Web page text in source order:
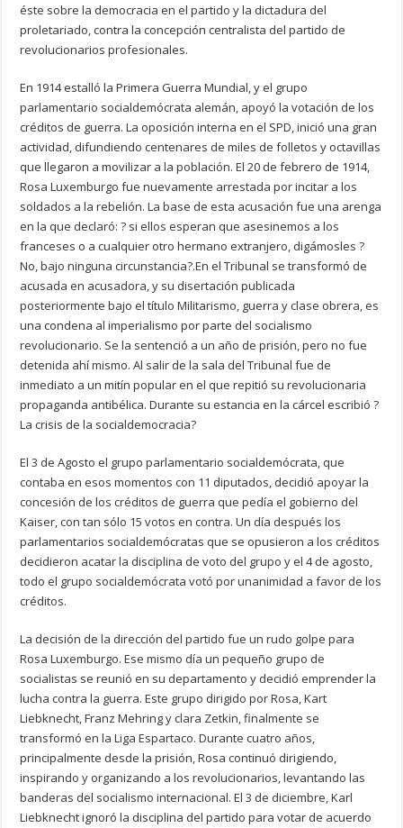
éste sobre la democracia en el partido y la dictadura del
proletariado, contra la concepción centralista del partido de
revolucionarios profesionales.
En 1914 estalló la Primera Guerra Mundial, y el grupo
parlamentario socialdemócrata alemán, apoyó la votación de los
créditos de guerra. La oposición interna en el SPD, inició una gran
actividad, difundiendo centenares de miles de folletos y octavillas
que llegaron a movilizar a la población. El 20 de febrero de 1914,
Rosa Luxemburgo fue nuevamente arrestada por incitar a los
soldados a la rebelión. La base de esta acusación fue una arenga
en la que declaró: ? si ellos esperan que asesinemos a los
franceses o a cualquier otro hermano extranjero, digámosles ?
No, bajo ninguna circunstancia?.En el Tribunal se transformó de
acusada en acusadora, y su disertación publicada
posteriormente bajo el título Militarismo, guerra y clase obrera, es
una condena al imperialismo por parte del socialismo
revolucionario. Se la sentenció a un año de prisión, pero no fue
detenida ahí mismo. Al salir de la sala del Tribunal fue de
inmediato a un mitín popular en el que repitió su revolucionaria
propaganda antibélica. Durante su estancia en la cárcel escribió ?
La crisis de la socialdemocracia?
El 3 de Agosto el grupo parlamentario socialdemócrata, que
contaba en esos momentos con 11 diputados, decidió apoyar la
concesión de los créditos de guerra que pedía el gobierno del
Kaiser, con tan sólo 15 votos en contra. Un día después los
parlamentarios socialdemócratas que se opusieron a los créditos
decidieron acatar la disciplina de voto del grupo y el 4 de agosto,
todo el grupo socialdemócrata votó por unanimidad a favor de los
créditos.
La decisión de la dirección del partido fue un rudo golpe para
Rosa Luxemburgo. Ese mismo día un pequeño grupo de
socialistas se reunió en su departamento y decidió emprender la
lucha contra la guerra. Este grupo dirigido por Rosa, Kart
Liebknecht, Franz Mehring y clara Zetkin, finalmente se
transformó en la Liga Espartaco. Durante cuatro años,
principalmente desde la prisión, Rosa continuó dirigiendo,
inspirando y organizando a los revolucionarios, levantando las
banderas del socialismo internacional. El 3 de diciembre, Karl
Liebknecht ignoró la disciplina del partido para votar de acuerdo